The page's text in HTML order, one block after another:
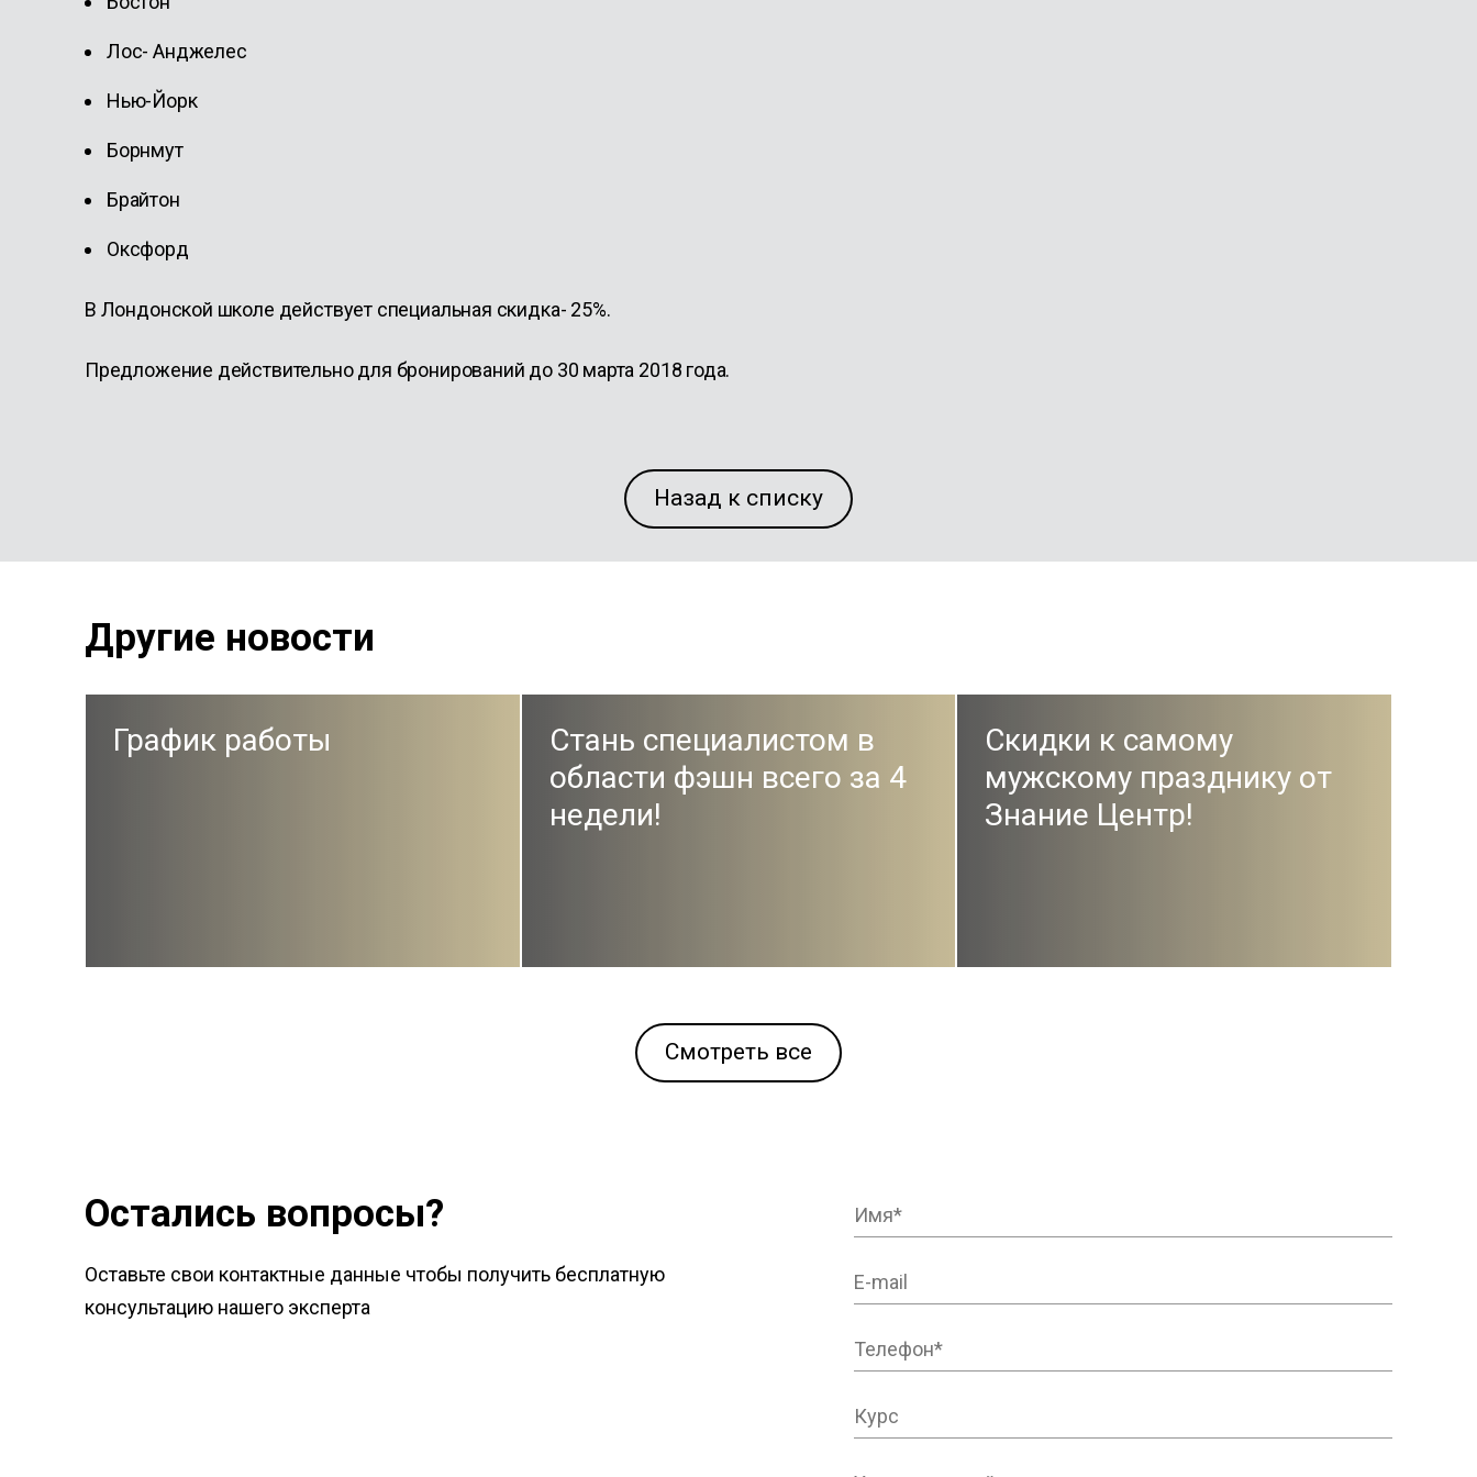
Лос- Анджелес
Нью-Йорк
Борнмут
Брайтон
Оксфорд
В Лондонской школе действует специальная скидка- 25%.
Предложение действительно для бронирований до 30 марта 2018 года.
Назад к списку
Другие новости
График работы
Стань специалистом в
области фэшн всего за 4
недели!
Скидки к самому
мужскому празднику от
Знание Центр!
Смотреть все
Остались вопросы?
Оставьте свои контактные данные чтобы получить бесплатную
консультацию нашего эксперта